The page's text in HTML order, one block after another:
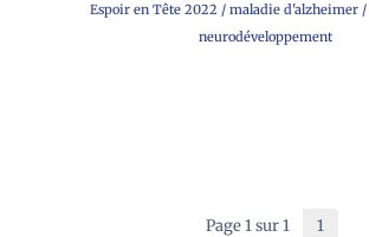
Espoir en Tête 2022 / maladie d'alzheimer/
neurodéveloppement
Page 1 sur 1 1